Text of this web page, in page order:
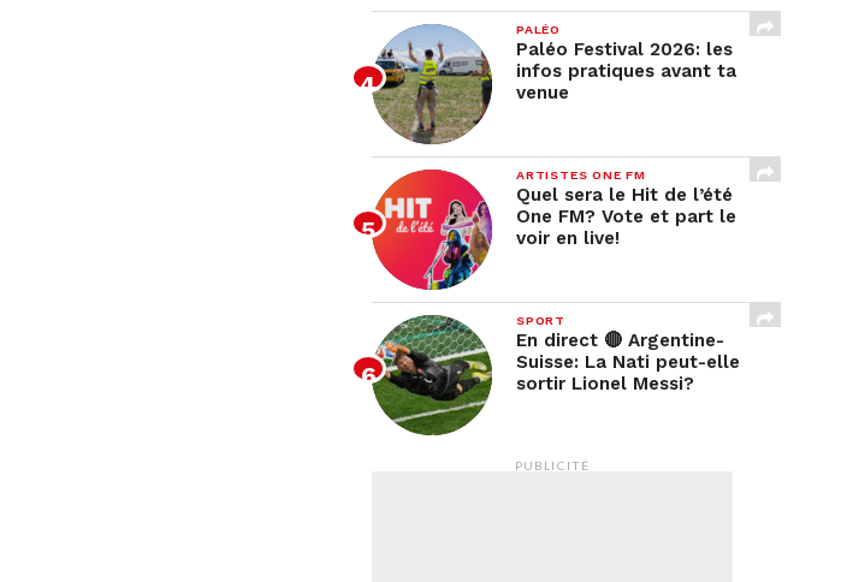
PALÉO
Paléo Festival 2026: les
infos pratiques avant ta
venue
ARTISTES ONE FM
Quel sera le Hit de l’été
One FM? Vote et part le
voir en live!
SPORT
En direct 🔴 Argentine-
Suisse: La Nati peut-elle
sortir Lionel Messi?
PUBLICITÉ